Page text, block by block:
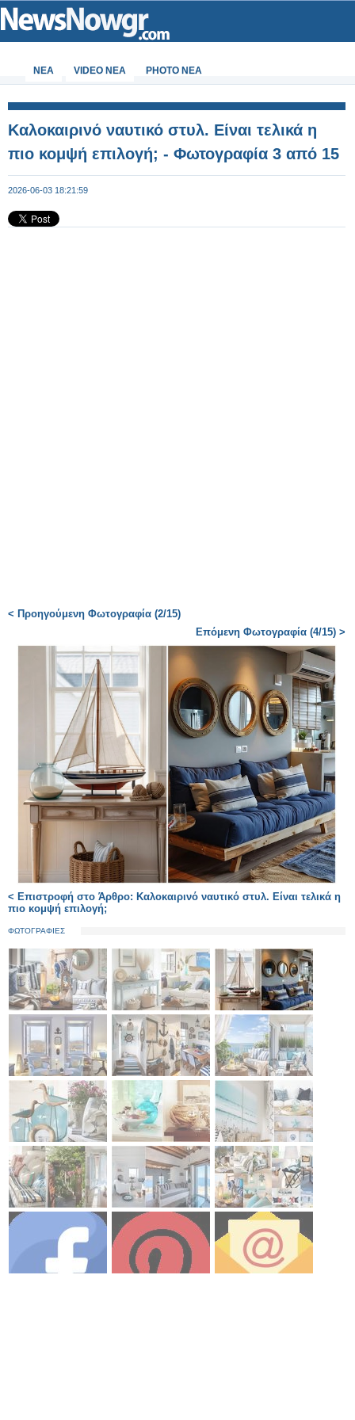
ΝΕΑ VIDEO NEA PHOTO NEA
Καλοκαιρινό ναυτικό στυλ. Είναι τελικά η
πιο κομψή επιλογή; - Φωτογραφία 3 από 15
2026-06-03 18:21:59
< Προηγούμενη Φωτογραφία (2/15)
Επόμενη Φωτογραφία (4/15) >
< Επιστροφή στο Άρθρο: Καλοκαιρινό ναυτικό στυλ. Είναι τελικά η
πιο κομψή επιλογή;
ΦΩΤΟΓΡΑΦΙΕΣ